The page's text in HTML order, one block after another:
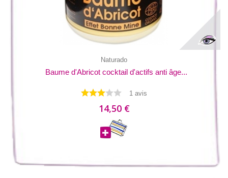
Naturado
Baume d'Abricot cocktail d'actifs anti âge...
1 avis
14,50 €